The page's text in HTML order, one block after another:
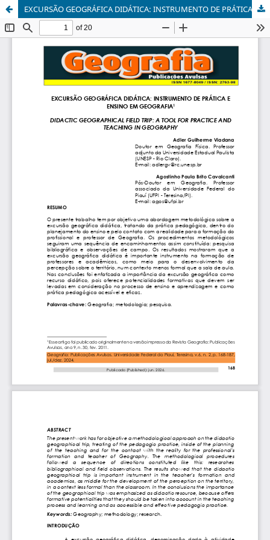
EXCURSÃO GEOGRÁFICA DIDÁTICA: INSTRUMENTO DE PRÁTICA E ENSINO EM GEOGRAFIA